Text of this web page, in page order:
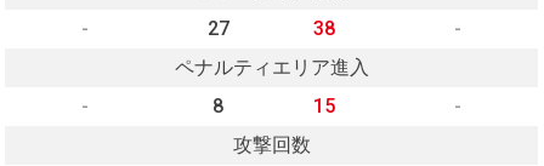
-
27 38
-
ペナルティエリア進入
-
8 15
-
攻撃回数